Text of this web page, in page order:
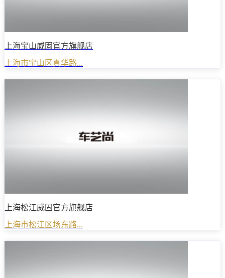
上海宝山威固官方旗舰店
上海市宝山区真华路...
上海松江威固官方旗舰店
上海市松江区场东路...